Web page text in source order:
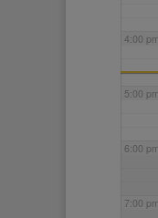
4:00 pm
5:00 pm
6:00 pm
7:00 pm